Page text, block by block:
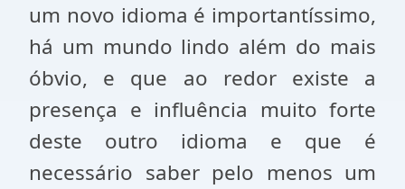
um novo idioma é importantíssimo,
há um mundo lindo além do mais
óbvio, e que ao redor existe a
presença e influência muito forte
deste outro idioma e que é
necessário saber pelo menos um